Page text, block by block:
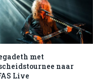
met
naar
Live